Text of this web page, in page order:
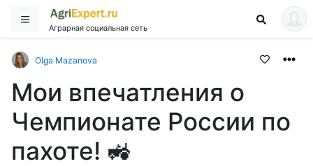
Аграрная социальная сеть
Olga Mazanova
Мои впечатления о
Чемпионате России по
пахоте! 🚜